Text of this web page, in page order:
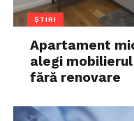
ȘTIRI
Apartament
alegi
fără renovare